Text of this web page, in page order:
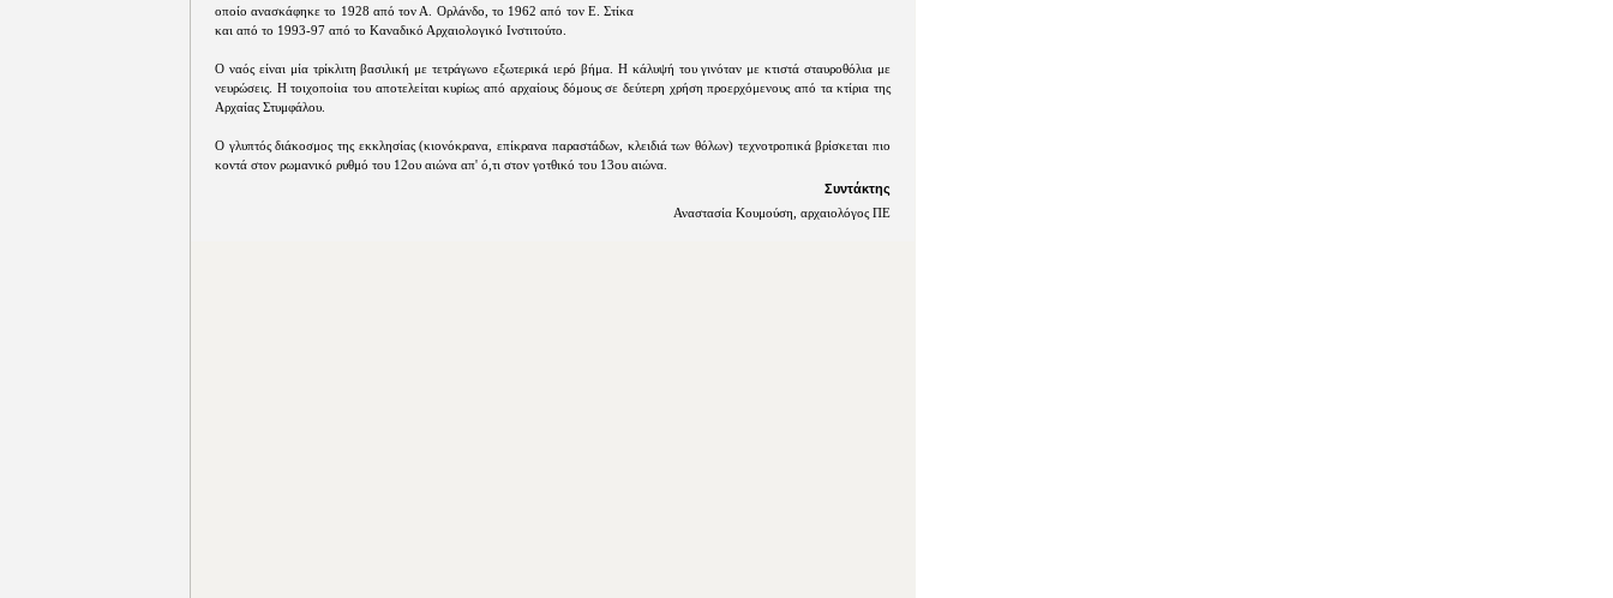
οποίο ανασκάφηκε το 1928 από τον Α. Ορλάνδο, το 1962 από τον Ε. Στίκα
και από το 1993-97 από το Καναδικό Αρχαιολογικό Ινστιτούτο.
Ο ναός είναι μία τρίκλιτη βασιλική με τετράγωνο εξωτερικά ιερό βήμα. Η κάλυψή του γινόταν με κτιστά σταυροθόλια με
νευρώσεις. Η τοιχοποίια του αποτελείται κυρίως από αρχαίους δόμους σε δεύτερη χρήση προερχόμενους από τα κτίρια της
Αρχαίας Στυμφάλου.
Ο γλυπτός διάκοσμος της εκκλησίας (κιονόκρανα, επίκρανα παραστάδων, κλειδιά των θόλων) τεχνοτροπικά βρίσκεται πιο
κοντά στον ρωμανικό ρυθμό του 12ου αιώνα απ' ό,τι στον γοτθικό του 13ου αιώνα.
Συντάκτης
Αναστασία Κουμούση, αρχαιολόγος ΠΕ